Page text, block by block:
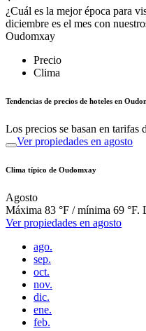
¿Cuál es la mejor época para
diciembre es el mes con
Oudomxay
Precio
Clima
Tendencias de precios de hoteles en
Los precios se basan en tarifas
Ver propiedades en agosto
Clima típico de Oudomxay
Agosto
Máxima 83 °F / mínima 69 °F.
Ver propiedades en agosto
ago.
sep.
oct.
nov.
dic.
ene.
feb.